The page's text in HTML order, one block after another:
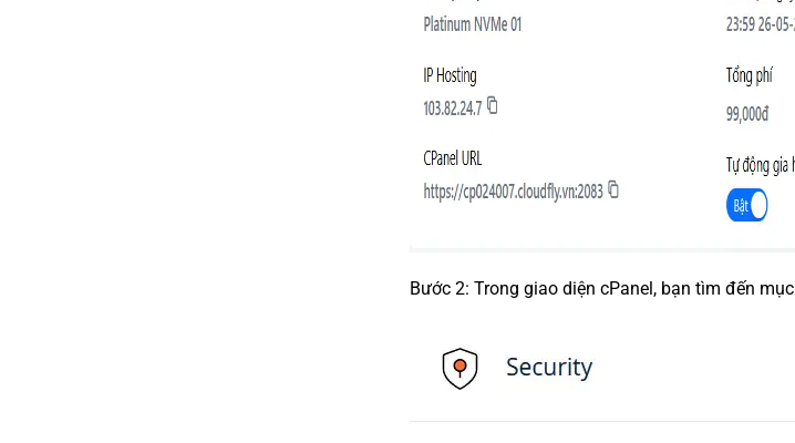
Bước 2: Trong giao diện cPanel, bạn tìm đến mục